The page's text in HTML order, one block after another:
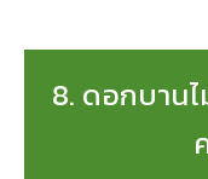
8. ดอกบาน